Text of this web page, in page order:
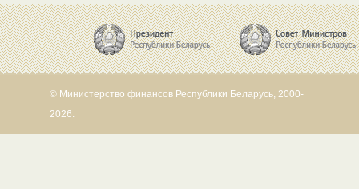
© Министерство финансов Республики Беларусь, 2000-
2026.